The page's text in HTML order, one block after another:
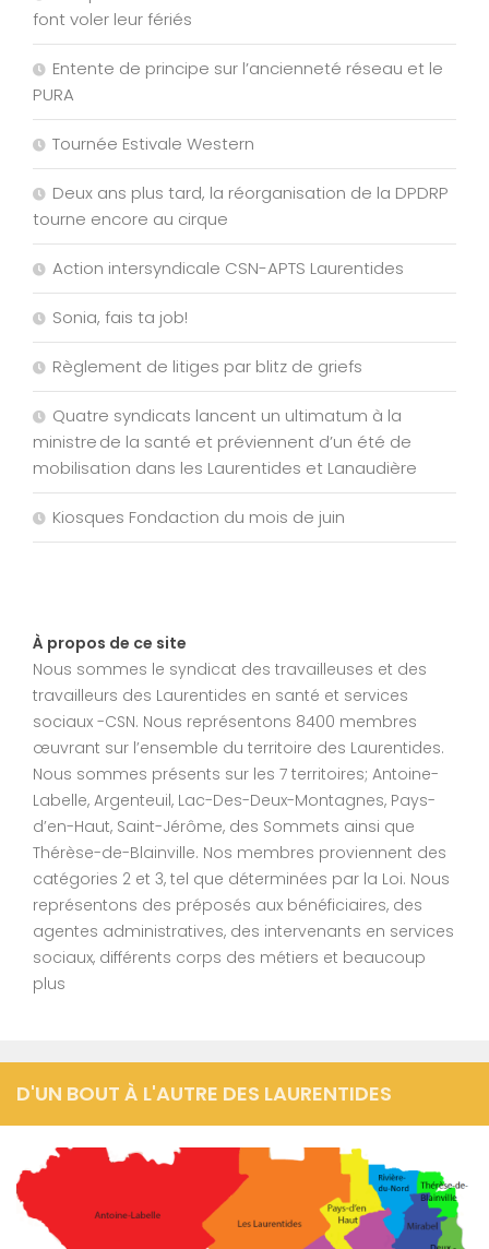
font voler leur fériés
Entente de principe sur l’ancienneté réseau et le
PURA
Tournée Estivale Western
Deux ans plus tard, la réorganisation de la DPDRP
tourne encore au cirque
Action intersyndicale CSN-APTS Laurentides
Sonia, fais ta job!
Règlement de litiges par blitz de griefs
Quatre syndicats lancent un ultimatum à la
ministre de la santé et préviennent d’un été de
mobilisation dans les Laurentides et Lanaudière
Kiosques Fondaction du mois de juin
À propos de ce site
Nous sommes le syndicat des travailleuses et des
travailleurs des Laurentides en santé et services
sociaux -CSN. Nous représentons 8400 membres
œuvrant sur l’ensemble du territoire des Laurentides.
Nous sommes présents sur les 7 territoires; Antoine-
Labelle, Argenteuil, Lac-Des-Deux-Montagnes, Pays-
d’en-Haut, Saint-Jérôme, des Sommets ainsi que
Thérèse-de-Blainville. Nos membres proviennent des
catégories 2 et 3, tel que déterminées par la Loi. Nous
représentons des préposés aux bénéficiaires, des
agentes administratives, des intervenants en services
sociaux, différents corps des métiers et beaucoup
plus
D'UN BOUT À L'AUTRE DES LAURENTIDES